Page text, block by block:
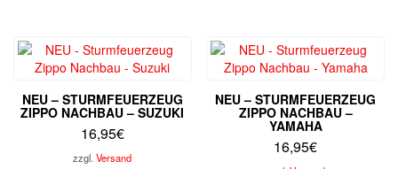
NEU – STURMFEUERZEUG
ZIPPO NACHBAU – SUZUKI
16,95€
zzgl.Versand
NEU – STURMFEUERZEUG
ZIPPO NACHBAU –
YAMAHA
16,95€